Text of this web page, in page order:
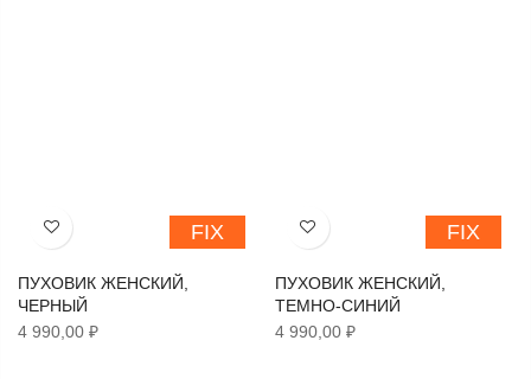
FIX
Хочу!
ПУХОВИК ЖЕНСКИЙ,
ЧЕРНЫЙ
4 990,00 ₽
FIX
Хочу!
ПУХОВИК ЖЕНСКИЙ,
ТЕМНО-СИНИЙ
4 990,00 ₽